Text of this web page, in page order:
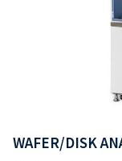
WAFER/DISK